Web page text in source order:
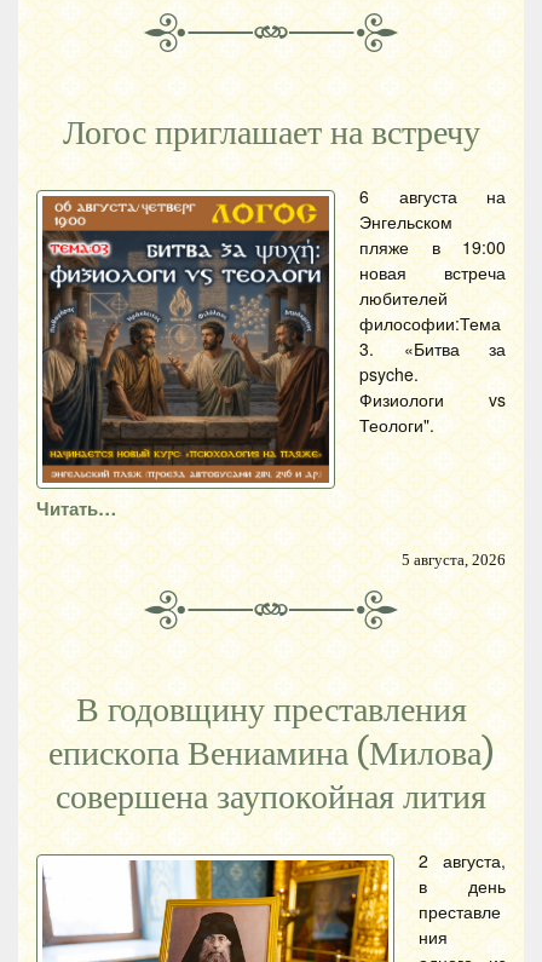
Логос приглашает на встречу
6 августа на
Энгельском
пляже в 19:00
новая встреча
любителей
философии:Тема
3. «Битва за
psyche.
Физиологи vs
Теологи".
Читать…
5 августа, 2026
В годовщину преставления
епископа Вениамина (Милова)
совершена заупокойная лития
2 августа,
в день
преставле
ния